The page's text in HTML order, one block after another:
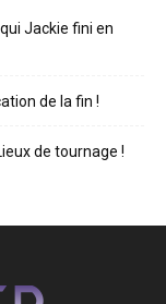
Jackie fini en
de la fin !
de tournage !